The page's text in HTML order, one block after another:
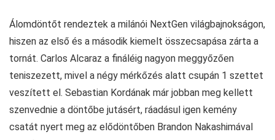
Álomdöntőt rendeztek a milánói NextGen világbajnokságon,
hiszen az első és a második kiemelt összecsapása zárta a
tornát. Carlos Alcaraz a fináléig nagyon meggyőzően
teniszezett, mivel a négy mérkőzés alatt csupán 1 szettet
veszített el. Sebastian Kordának már jobban meg kellett
szenvednie a döntőbe jutásért, ráadásul igen kemény
csatát nyert meg az elődöntőben Brandon Nakashimával